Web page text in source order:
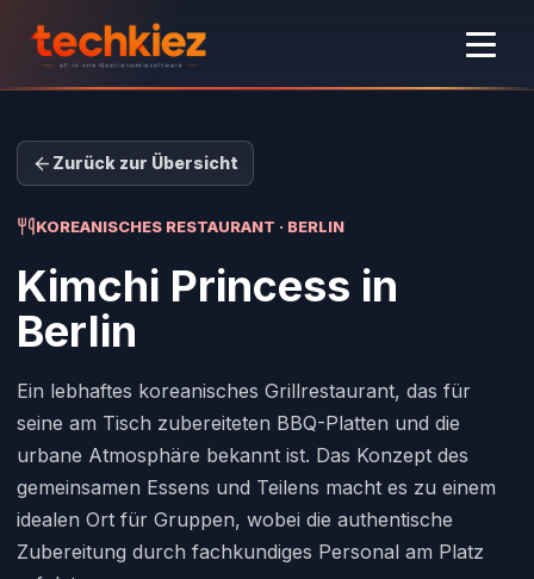
Zurück zur Übersicht
KOREANISCHES RESTAURANT · BERLIN
Kimchi Princess in
Berlin
Ein lebhaftes koreanisches Grillrestaurant, das für
seine am Tisch zubereiteten BBQ-Platten und die
urbane Atmosphäre bekannt ist. Das Konzept des
gemeinsamen Essens und Teilens macht es zu einem
idealen Ort für Gruppen, wobei die authentische
Zubereitung durch fachkundiges Personal am Platz